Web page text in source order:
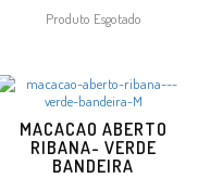
Produto Esgotado
MACACAO ABERTO
RIBANA- VERDE
BANDEIRA